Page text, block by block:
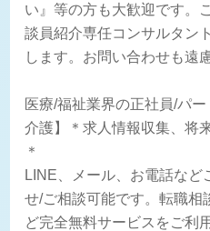
い』等の方も大歓迎です。
談員紹介専任コンサルタン
します。お問い合わせも遠
医療/福祉業界の正社員/パ
介護】＊求人情報収集、将
＊
LINE、メール、お電話など
せ/ご相談可能です。転職相
ど完全無料サービスをご利